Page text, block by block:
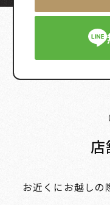
店
お近くにお越しの